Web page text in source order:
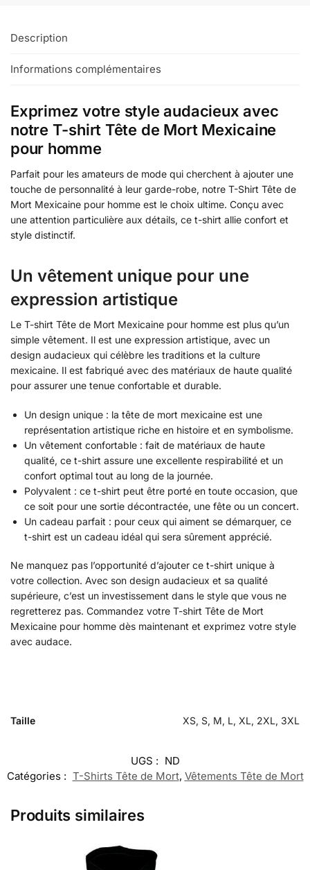
Description
Informations complémentaires
Exprimez votre style audacieux avec
notre T-shirt Tête de Mort Mexicaine
pour homme
Parfait pour les amateurs de mode qui cherchent à ajouter une
touche de personnalité à leur garde-robe, notre T-Shirt Tête de
Mort Mexicaine pour homme est le choix ultime. Conçu avec
une attention particulière aux détails, ce t-shirt allie confort et
style distinctif.
Un vêtement unique pour une
expression artistique
Le T-shirt Tête de Mort Mexicaine pour homme est plus qu’un
simple vêtement. Il est une expression artistique, avec un
design audacieux qui célèbre les traditions et la culture
mexicaine. Il est fabriqué avec des matériaux de haute qualité
pour assurer une tenue confortable et durable.
Un design unique : la tête de mort mexicaine est une
représentation artistique riche en histoire et en symbolisme.
Un vêtement confortable : fait de matériaux de haute
qualité, ce t-shirt assure une excellente respirabilité et un
confort optimal tout au long de la journée.
Polyvalent : ce t-shirt peut être porté en toute occasion, que
ce soit pour une sortie décontractée, une fête ou un concert.
Un cadeau parfait : pour ceux qui aiment se démarquer, ce
t-shirt est un cadeau idéal qui sera sûrement apprécié.
Ne manquez pas l’opportunité d’ajouter ce t-shirt unique à
votre collection. Avec son design audacieux et sa qualité
supérieure, c’est un investissement dans le style que vous ne
regretterez pas. Commandez votre T-shirt Tête de Mort
Mexicaine pour homme dès maintenant et exprimez votre style
avec audace.
Taille XS, S, M, L, XL, 2XL, 3XL
UGS : ND
Catégories : T-Shirts Tête de Mort, Vêtements Tête de Mort
Produits similaires